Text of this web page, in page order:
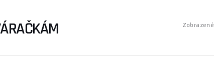
Zobrazené